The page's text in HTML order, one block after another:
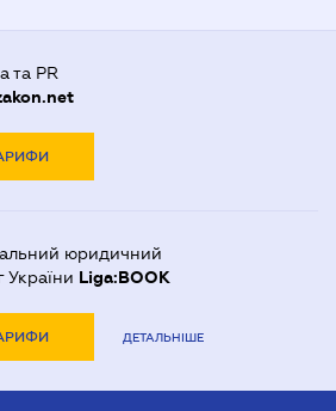
та PR
юридичний
України Liga:BOOK
ДЕТАЛЬНІШЕ